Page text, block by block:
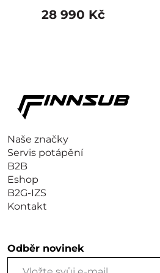
28 990 Kč
Naše značky
Servis potápění
B2B
Eshop
B2G-IZS
Kontakt
Odběr novinek